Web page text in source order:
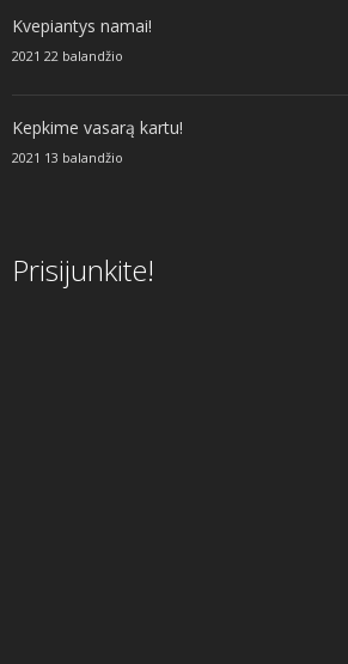
Kvepiantys namai!
2021 22 balandžio
Kepkime vasarą kartu!
2021 13 balandžio
Prisijunkite!